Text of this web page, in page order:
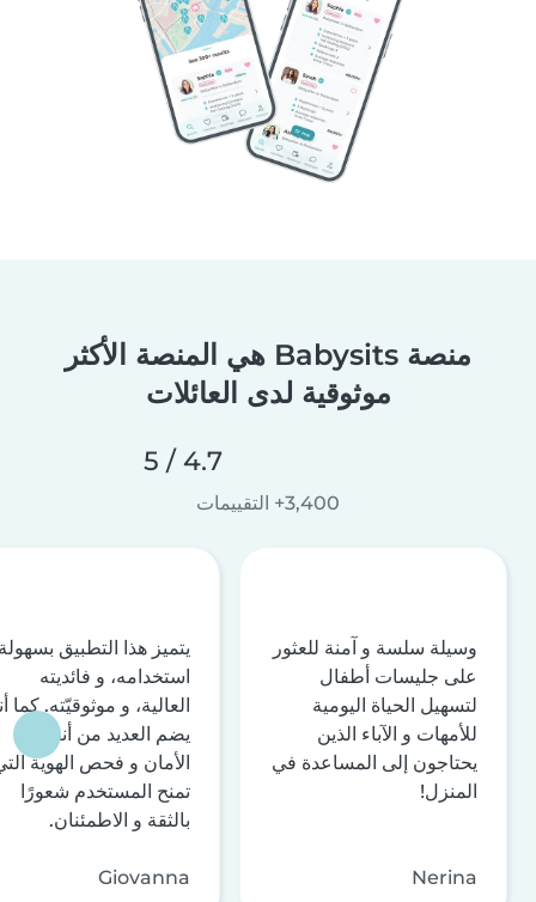
منصة Babysits هي المنصة الأكثر
موثوقية لدى العائلات
4.7 / 5
3,400+ التقييمات
وسيلة سلسة و آمنة للعثور
على جليسات أطفال
لتسهيل الحياة اليومية
للأمهات و الآباء الذين
يحتاجون إلى المساعدة في
المنزل!
Nerina
يتميز هذا التطبيق
استخدامه، و فائديته
العالية، و موثوقيّته. كما
يضم العديد من أنظمة
الأمان و فحص الهوية
تمنح المستخدم شعورًا
بالثقة و الاطمئنان.
Giovanna